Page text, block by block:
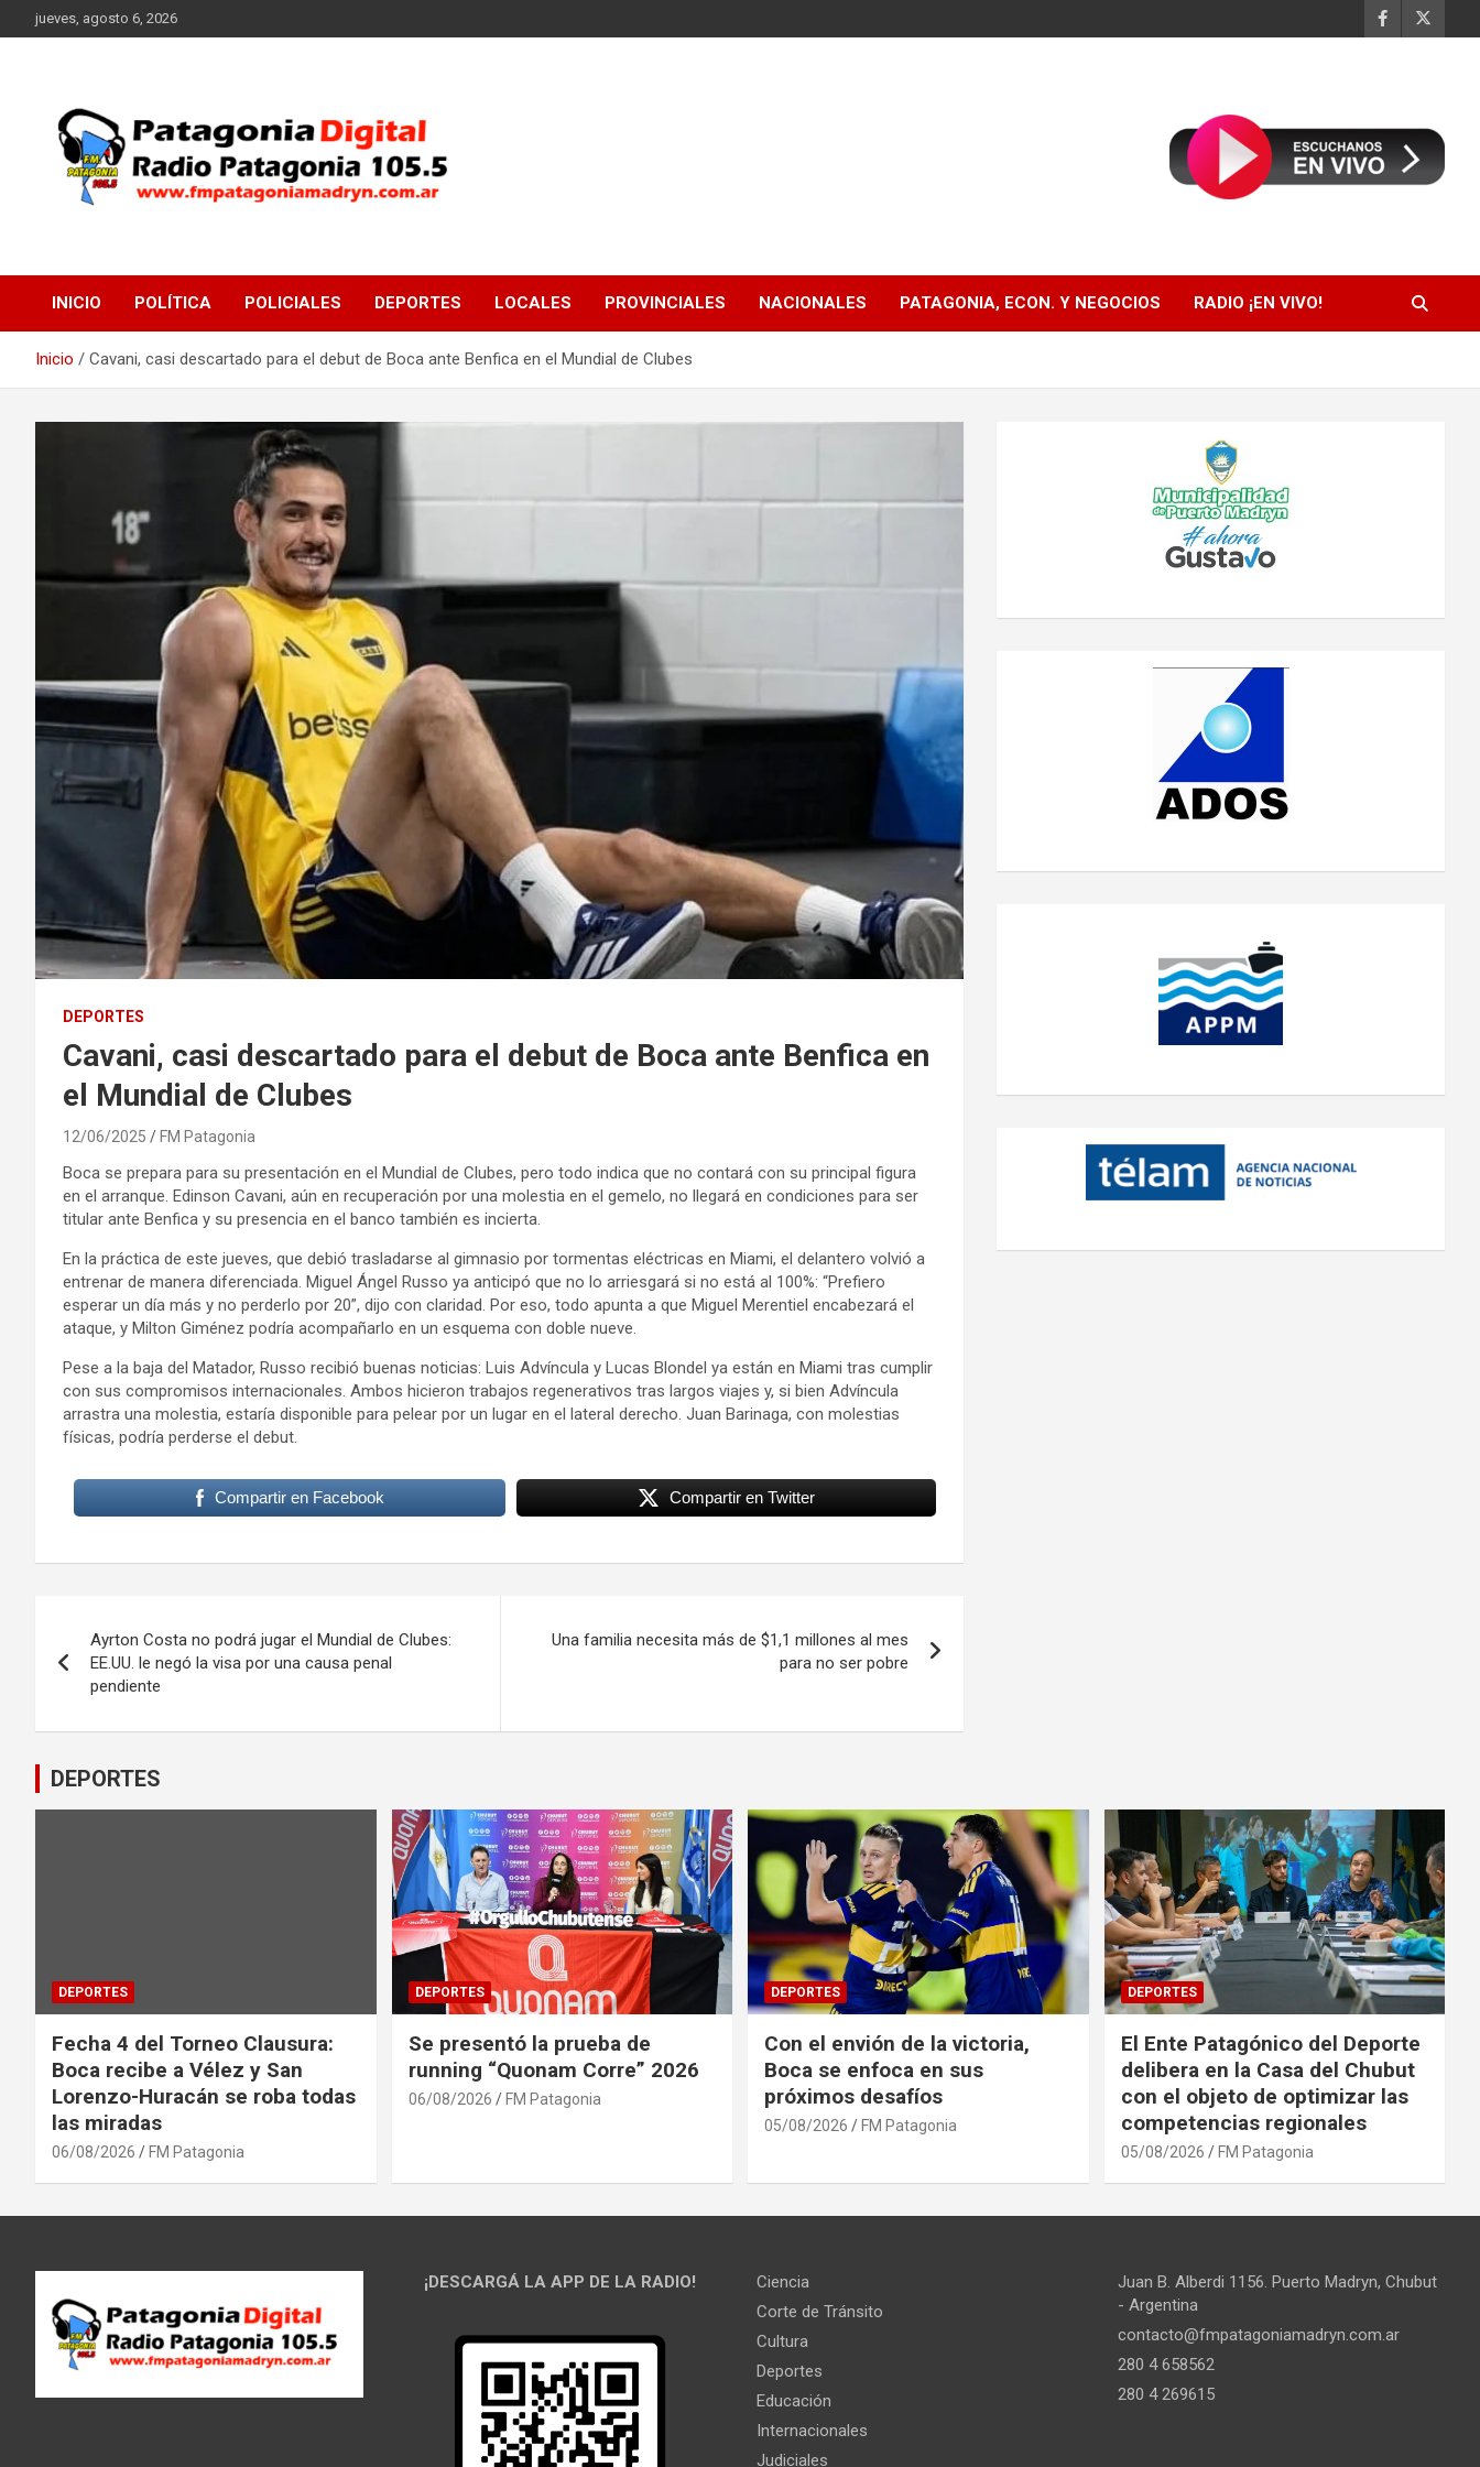
Saltar
al
jueves, agosto 6, 2026
FM Patagonia Madryn
INICIO POLÍTICA POLICIALES DEPORTES LOCALES PROVINCIALES NACIONALES PATAGONIA, ECON. Y NEGOCIOS RADIO ¡EN VIVO!
Inicio Cavani, casi descartado para el debut de Boca ante Benfica en el Mundial de Clubes
DEPORTES
Cavani, casi descartado para el debut de Boca ante Benfica en
el Mundial de Clubes
12/06/2025 FM Patagonia
Boca se prepara para su presentación en el Mundial de Clubes, pero todo indica que no contará con su principal figura
en el arranque. Edinson Cavani, aún en recuperación por una molestia en el gemelo, no llegará en condiciones para ser
titular ante Benfica y su presencia en el banco también es incierta.
En la práctica de este jueves, que debió trasladarse al gimnasio por tormentas eléctricas en Miami, el delantero volvió a
entrenar de manera diferenciada. Miguel Ángel Russo ya anticipó que no lo arriesgará si no está al 100%: “Prefiero
esperar un día más y no perderlo por 20”, dijo con claridad. Por eso, todo apunta a que Miguel Merentiel encabezará el
ataque, y Milton Giménez podría acompañarlo en un esquema con doble nueve.
Pese a la baja del Matador, Russo recibió buenas noticias: Luis Advíncula y Lucas Blondel ya están en Miami tras cumplir
con sus compromisos internacionales. Ambos hicieron trabajos regenerativos tras largos viajes y, si bien Advíncula
arrastra una molestia, estaría disponible para pelear por un lugar en el lateral derecho. Juan Barinaga, con molestias
físicas, podría perderse el debut.
Compartir en Facebook Compartir en Twitter
de
entradas
Ayrton Costa no podrá jugar el Mundial de Clubes:
EE.UU. le negó la visa por una causa penal
pendiente
Una familia necesita más de $1,1 millones al mes
para no ser pobre
DEPORTES
DEPORTES
Fecha 4 del Torneo Clausura:
Boca recibe a Vélez y San
Lorenzo-Huracán se roba todas
las miradas
06/08/2026 FM Patagonia
DEPORTES
Se presentó la prueba de
running “Quonam Corre” 2026
06/08/2026 FM Patagonia
DEPORTES
Con el envión de la victoria,
Boca se enfoca en sus
próximos desafíos
05/08/2026 FM Patagonia
DEPORTES
El Ente Patagónico del Deporte
delibera en la Casa del Chubut
con el objeto de optimizar las
competencias regionales
05/08/2026 FM Patagonia
¡DESCARGÁ LA APP DE LA RADIO!
Ciencia
Corte de Tránsito
Cultura
Deportes
Educación
Internacionales
Judiciales
Juan B. Alberdi 1156. Puerto Madryn, Chubut
- Argentina
contacto@fmpatagoniamadryn.com.ar
280 4 658562
280 4 269615